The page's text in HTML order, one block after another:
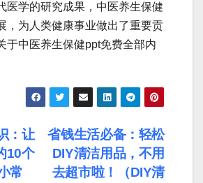
医学的研究成果，中医养生保健
，为人类健康事业做出了重要贡
于中医养生保健ppt免费全部内
省钱生活必备：轻松
DIY清洁用品，不用
去超市啦！（DIY清
：让
10个
常